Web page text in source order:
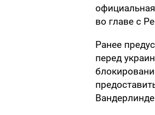
во главе с
Ранее
перед